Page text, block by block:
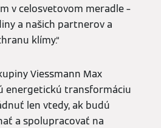
v celosvetovom meradle –
a našich partnerov a
klímy.“
Viessmann Max
energetickú transformáciu
len vtedy, ak budú
a spolupracovať na